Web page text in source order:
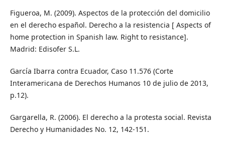
Figueroa, M. (2009). Aspectos de la protección del domicilio
en el derecho español. Derecho a la resistencia [ Aspects of
home protection in Spanish law. Right to resistance].
Madrid: Edisofer S.L.
García Ibarra contra Ecuador, Caso 11.576 (Corte
Interamericana de Derechos Humanos 10 de julio de 2013,
p.12).
Gargarella, R. (2006). El derecho a la protesta social. Revista
Derecho y Humanidades No. 12, 142-151.